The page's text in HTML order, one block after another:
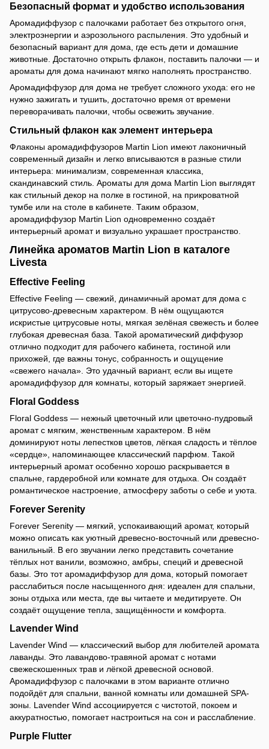
Безопасный формат и удобство использования
Аромадиффузор с палочками работает без открытого огня,
электроэнергии и аэрозольного распыления. Это удобный и
безопасный вариант для дома, где есть дети и домашние
животные. Достаточно открыть флакон, поставить палочки — и
ароматы для дома начинают мягко наполнять пространство.
Аромадиффузор для дома не требует сложного ухода: его не
нужно зажигать и тушить, достаточно время от времени
переворачивать палочки, чтобы освежить звучание.
Стильный флакон как элемент интерьера
Флаконы аромадиффузоров Martin Lion имеют лаконичный
современный дизайн и легко вписываются в разные стили
интерьера: минимализм, современная классика,
скандинавский стиль. Ароматы для дома Martin Lion выглядят
как стильный декор на полке в гостиной, на прикроватной
тумбе или на столе в кабинете. Таким образом,
аромадиффузор Martin Lion одновременно создаёт
интерьерный аромат и визуально украшает пространство.
Линейка ароматов Martin Lion в каталоге
Livesta
Effective Feeling
Effective Feeling — свежий, динамичный аромат для дома с
цитрусово-древесным характером. В нём ощущаются
искристые цитрусовые ноты, мягкая зелёная свежесть и более
глубокая древесная база. Такой ароматический диффузор
отлично подходит для рабочего кабинета, гостиной или
прихожей, где важны тонус, собранность и ощущение
«свежего начала». Это удачный вариант, если вы ищете
аромадиффузор для комнаты, который заряжает энергией.
Floral Goddess
Floral Goddess — нежный цветочный или цветочно-пудровый
аромат с мягким, женственным характером. В нём
доминируют ноты лепестков цветов, лёгкая сладость и тёплое
«сердце», напоминающее классический парфюм. Такой
интерьерный аромат особенно хорошо раскрывается в
спальне, гардеробной или комнате для отдыха. Он создаёт
романтическое настроение, атмосферу заботы о себе и уюта.
Forever Serenity
Forever Serenity — мягкий, успокаивающий аромат, который
можно описать как уютный древесно-восточный или древесно-
ванильный. В его звучании легко представить сочетание
тёплых нот ванили, возможно, амбры, специй и древесной
базы. Это тот аромадиффузор для дома, который помогает
расслабиться после насыщенного дня: идеален для спальни,
зоны отдыха или места, где вы читаете и медитируете. Он
создаёт ощущение тепла, защищённости и комфорта.
Lavender Wind
Lavender Wind — классический выбор для любителей аромата
лаванды. Это лавандово-травяной аромат с нотами
свежескошенных трав и лёгкой древесной основой.
Аромадиффузор с палочками в этом варианте отлично
подойдёт для спальни, ванной комнаты или домашней SPA-
зоны. Lavender Wind ассоциируется с чистотой, покоем и
аккуратностью, помогает настроиться на сон и расслабление.
Purple Flutter